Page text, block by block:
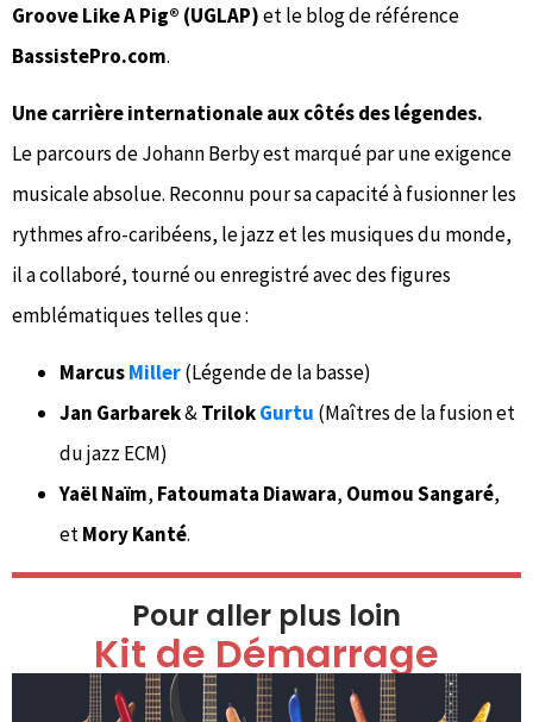
Groove Like A Pig® (UGLAP)et le blog de référence
BassistePro.com.
Une carrière internationale aux côtés des légendes.
Le parcours de Johann Berby est marqué par une exigence
musicale absolue. Reconnu pour sa capacité à fusionner les
rythmes afro-caribéens, le jazz et les musiques du monde,
il a collaboré, tourné ou enregistré avec des figures
emblématiques telles que :
MarcusMiller(Légende de la basse)
Jan Garbarek&TrilokGurtu (Maîtres de la fusion et
du jazz ECM)
Yaël Naïm, Fatoumata Diawara, Oumou Sangaré,
etMory Kanté.
Pour aller plus loin
Kit de Démarrage